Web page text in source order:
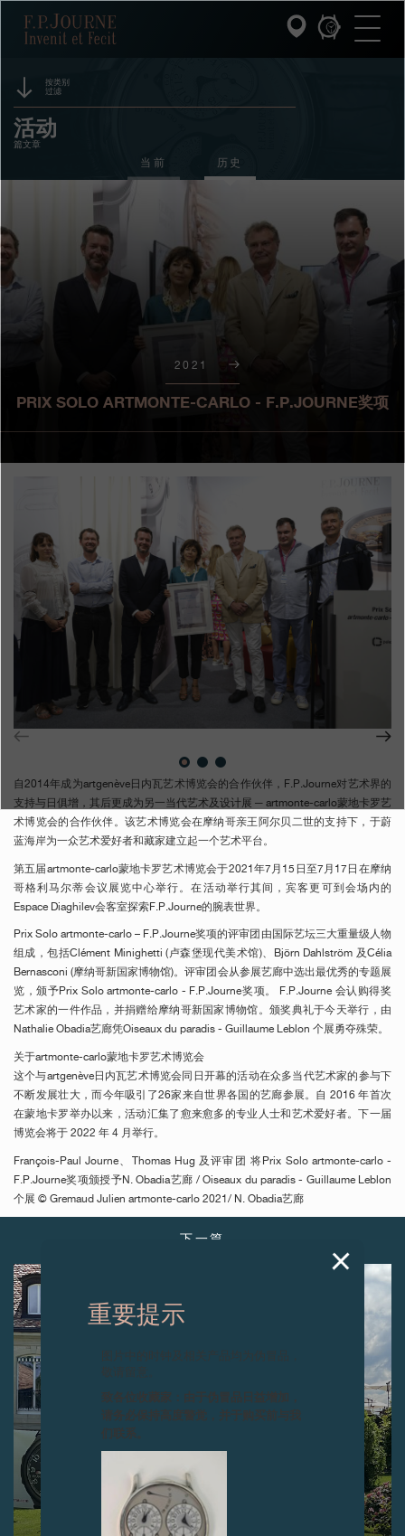
F.P.Journe
INVENIT ET FECIT (发明与制造)
F.P.JOURNE的世界
PATRIMOINE服务
客户服务
专卖店
Search
搜索
简体中文 FRANÇAIS ENGLISH 日本語
按类别
过滤
赞助
拍卖
竞赛
活动
篇文章
当前 历史
2021
PRIX SOLO ARTMONTE-CARLO - F.P.JOURNE奖项
自2014年成为artgenève日内瓦艺术博览会的合作伙伴，F.P.Journe对艺术界的
支持与日俱增，其后更成为另一当代艺术及设计展 ─ artmonte-carlo蒙地卡罗艺
术博览会的合作伙伴。该艺术博览会在摩纳哥亲王阿尔贝二世的支持下，于蔚
蓝海岸为一众艺术爱好者和藏家建立起一个艺术平台。
第五届artmonte-carlo蒙地卡罗艺术博览会于2021年7月15日至7月17日在摩纳
哥格利马尔蒂会议展览中心举行。在活动举行其间，宾客更可到会场内的
Espace Diaghilev会客室探索F.P.Journe的腕表世界。
Prix Solo artmonte-carlo – F.P.Journe奖项的评审团由国际艺坛三大重量级人物
组成，包括Clément Minighetti (卢森堡现代美术馆)、Björn Dahlström 及Célia
Bernasconi (摩纳哥新国家博物馆)。评审团会从参展艺廊中选出最优秀的专题展
览，颁予Prix Solo artmonte-carlo - F.P.Journe奖项。 F.P.Journe 会认购得奖
艺术家的一件作品，并捐赠给摩纳哥新国家博物馆。颁奖典礼于今天举行，由
Nathalie Obadia艺廊凭Oiseaux du paradis - Guillaume Leblon 个展勇夺殊荣。
关于artmonte-carlo蒙地卡罗艺术博览会
这个与artgenève日内瓦艺术博览会同日开幕的活动在众多当代艺术家的参与下
不断发展壮大，而今年吸引了26家来自世界各国的艺廊参展。自 2016 年首次
在蒙地卡罗举办以来，活动汇集了愈来愈多的专业人士和艺术爱好者。下一届
博览会将于 2022 年 4 月举行。
François-Paul Journe、Thomas Hug 及评审团 将Prix Solo artmonte-carlo -
F.P.Journe奖项颁授予N. Obadia艺廊 / Oiseaux du paradis - Guillaume Leblon
个展 © Gremaud Julien artmonte-carlo 2021/ N. Obadia艺廊
下一篇
重要提示
图片中的时钟及相关产品均为伪冒品，
致各位收藏家：由于伪冒品日益增加，
请务必保持高度警觉，并于购买前与我
们联系。